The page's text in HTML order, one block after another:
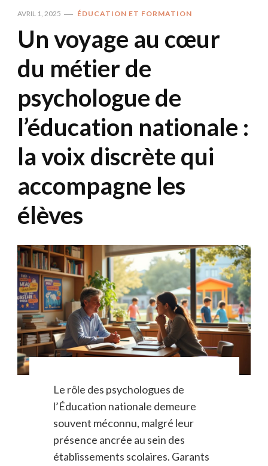
AVRIL 1, 2025 ÉDUCATION ET FORMATION
Un voyage au cœur
du métier de
psychologue de
l’éducation nationale :
la voix discrète qui
accompagne les
élèves
Le rôle des psychologues de
l’Éducation nationale demeure
souvent méconnu, malgré leur
présence ancrée au sein des
établissements scolaires. Garants